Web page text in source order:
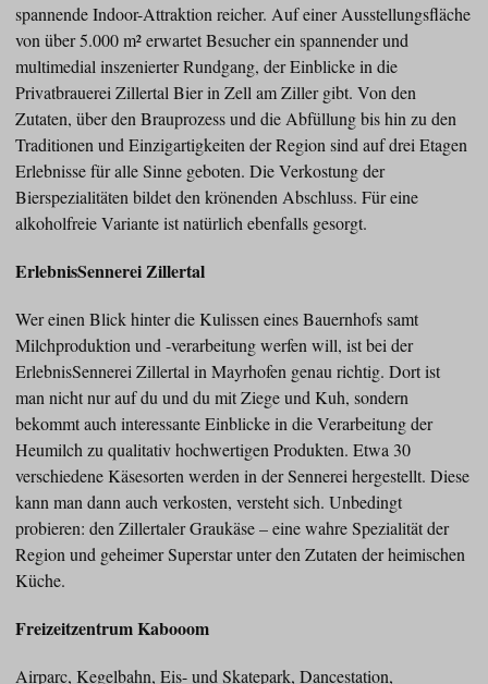
spannende Indoor-Attraktion reicher. Auf einer Ausstellungsfläche
von über 5.000 m² erwartet Besucher ein spannender und
multimedial inszenierter Rundgang, der Einblicke in die
Privatbrauerei Zillertal Bier in Zell am Ziller gibt. Von den
Zutaten, über den Brauprozess und die Abfüllung bis hin zu den
Traditionen und Einzigartigkeiten der Region sind auf drei Etagen
Erlebnisse für alle Sinne geboten. Die Verkostung der
Bierspezialitäten bildet den krönenden Abschluss. Für eine
alkoholfreie Variante ist natürlich ebenfalls gesorgt.
ErlebnisSennerei Zillertal
Wer einen Blick hinter die Kulissen eines Bauernhofs samt
Milchproduktion und -verarbeitung werfen will, ist bei der
ErlebnisSennerei Zillertal in Mayrhofen genau richtig. Dort ist
man nicht nur auf du und du mit Ziege und Kuh, sondern
bekommt auch interessante Einblicke in die Verarbeitung der
Heumilch zu qualitativ hochwertigen Produkten. Etwa 30
verschiedene Käsesorten werden in der Sennerei hergestellt. Diese
kann man dann auch verkosten, versteht sich. Unbedingt
probieren: den Zillertaler Graukäse – eine wahre Spezialität der
Region und geheimer Superstar unter den Zutaten der heimischen
Küche.
Freizeitzentrum Kabooom
Airparc, Kegelbahn, Eis- und Skatepark, Dancestation,